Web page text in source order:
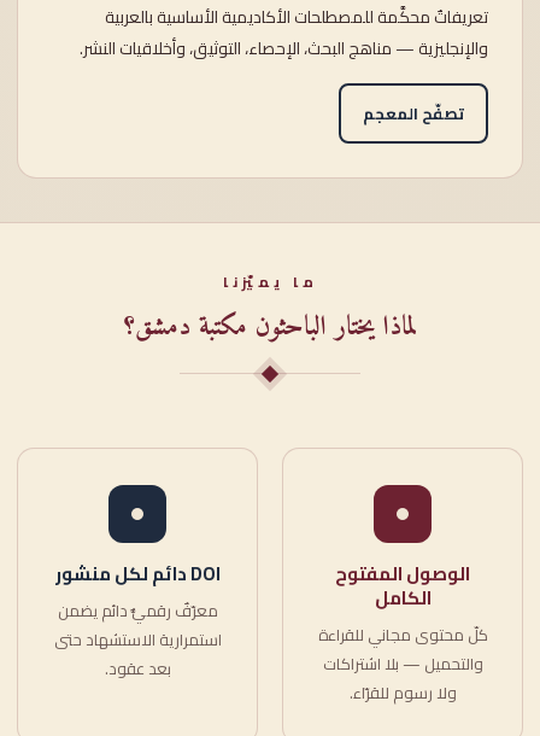
تعريفاتٌ محكَّمة للمصطلحات الأكاديمية الأساسية بالعربية
والإنجليزية — مناهج البحث، الإحصاء، التوثيق، وأخلاقيات النشر.
تصفّح المعجم
ما يميّزنا
لماذا يختار الباحثون مكتبة دمشق؟
الوصول المفتوح
الكامل
كلّ محتوى مجاني للقراءة
والتحميل — بلا اشتراكات
ولا رسوم للقرّاء.
DOI دائم لكل منشور
معرّفٌ رقميٌّ دائم يضمن
استمرارية الاستشهاد حتى
بعد عقود.